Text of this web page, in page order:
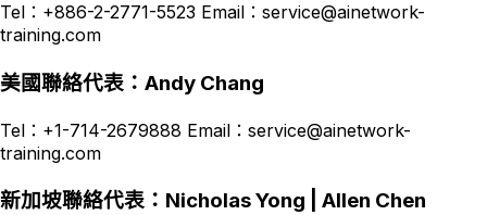
Tel：+886-2-2771-5523 Email：service@ainetwork-
training.com
美國聯絡代表：Andy Chang
Tel：+1-714-2679888 Email：service@ainetwork-
training.com
新加坡聯絡代表：Nicholas Yong | Allen Chen